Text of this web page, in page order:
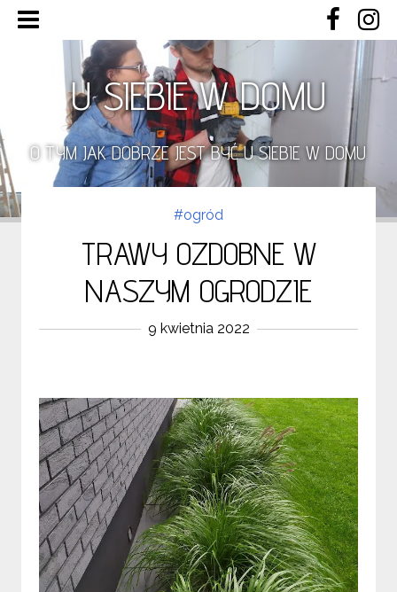
U SIEBIE W DOMU
O TYM JAK DOBRZE JEST BYĆ U SIEBIE W DOMU
#ogród
TRAWY OZDOBNE W
NASZYM OGRODZIE
9 kwietnia 2022